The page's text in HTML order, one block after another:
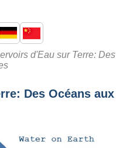
d'Eau sur Terre: Des
Des Océans aux